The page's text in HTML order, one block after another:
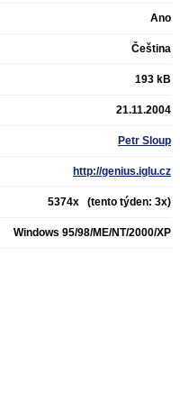
Ano
Čeština
193 kB
21.11.2004
Petr Sloup
http://genius.iglu.cz
5374x (tento týden: 3x)
Windows 95/98/ME/NT/2000/XP